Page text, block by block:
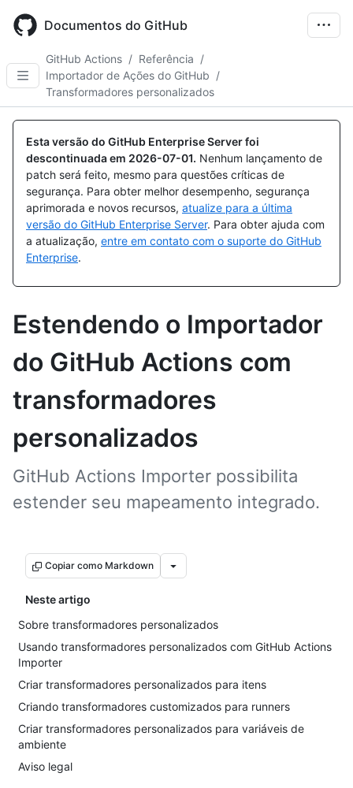
main
Documentos do GitHub
GitHub Actions / Referência /
Importador de Ações do GitHub /
Transformadores personalizados
Esta versão do GitHub Enterprise Server foi
descontinuada em 2026-07-01. Nenhum lançamento de
patch será feito, mesmo para questões críticas de
segurança. Para obter melhor desempenho, segurança
aprimorada e novos recursos, atualize para a última
versão do GitHub Enterprise Server. Para obter ajuda com
a atualização, entre em contato com o suporte do GitHub
Enterprise.
Estendendo o Importador
do GitHub Actions com
transformadores
personalizados
GitHub Actions Importer possibilita
estender seu mapeamento integrado.
Copiar como Markdown
Neste artigo
Sobre transformadores personalizados
Usando transformadores personalizados com GitHub Actions
Importer
Criar transformadores personalizados para itens
Criando transformadores customizados para runners
Criar transformadores personalizados para variáveis de
ambiente
Aviso legal